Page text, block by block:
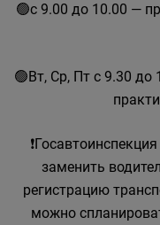
🟢с 9.00 до 10.00 —
🟢Вт, Ср, Пт с 9.30
заменить
регистрацию
можно